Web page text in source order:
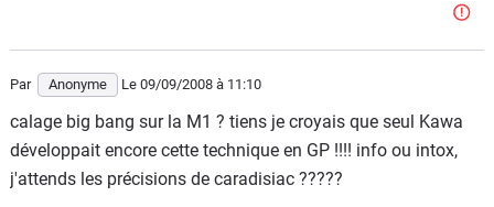
Par Anonyme Le 09/09/2008 à 11:10
calage big bang sur la M1 ? tiens je croyais que seul Kawa
développait encore cette technique en GP !!!! info ou intox,
j'attends les précisions de caradisiac ?????